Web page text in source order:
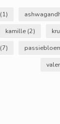
(1)
kamille (2)
(7)